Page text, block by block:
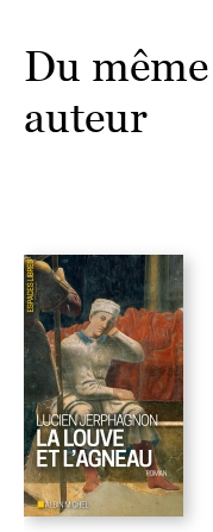
Du même
auteur